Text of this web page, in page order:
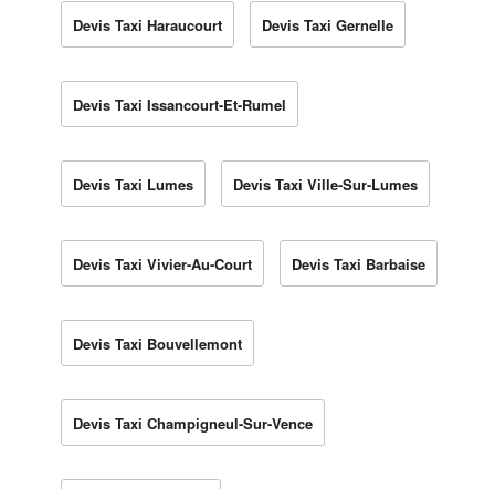
Devis Taxi Haraucourt Devis Taxi Gernelle
Devis Taxi Issancourt-Et-Rumel
Devis Taxi Lumes Devis Taxi Ville-Sur-Lumes
Devis Taxi Vivier-Au-Court Devis Taxi Barbaise
Devis Taxi Bouvellemont
Devis Taxi Champigneul-Sur-Vence